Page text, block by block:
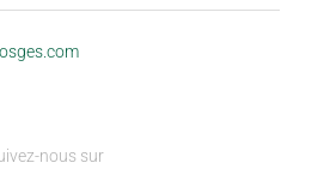
nous sur